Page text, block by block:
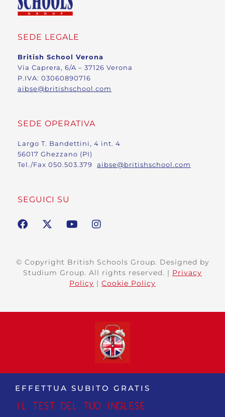
SEDE LEGALE
British School Verona
Via Caprera, 6/A – 37126 Verona
P.IVA: 03060890716
aibse@britishschool.com
SEDE OPERATIVA
Largo T. Bandettini, 4 int. 4
56017 Ghezzano (PI)
Tel./Fax 050.503.379 aibse@britishschool.com
SEGUICI SU
© Copyright British Schools Group. Designed by
Studium Group. All rights reserved. | Privacy
Policy | Cookie Policy
EFFETTUA SUBITO GRATIS
IL TEST DEL TUO INGLESE